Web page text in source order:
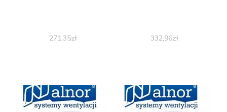
271,35zł 332,96zł